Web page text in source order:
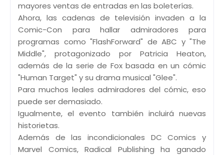
mayores ventas de entradas en las boleterías.
Ahora, las cadenas de televisión invaden a la
Comic-Con para hallar admiradores para
programas como "FlashForward" de ABC y "The
Middle", protagonizado por Patricia Heaton,
además de la serie de Fox basada en un cómic
"Human Target" y su drama musical "Glee".
Para muchos leales admiradores del cómic, eso
puede ser demasiado.
Igualmente, el evento también incluirá nuevas
historietas.
Además de las incondicionales DC Comics y
Marvel Comics, Radical Publishing ha ganado